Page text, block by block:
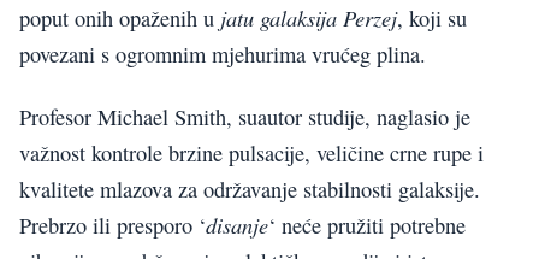
poput onih opaženih u jatu galaksija Perzej, koji su
povezani s ogromnim mjehurima vrućeg plina.
Profesor Michael Smith, suautor studije, naglasio je
važnost kontrole brzine pulsacije, veličine crne rupe i
kvalitete mlazova za održavanje stabilnosti galaksije.
Prebrzo ili presporo ‘disanje‘ neće pružiti potrebne